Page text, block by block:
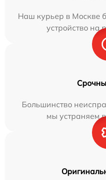
Наш курьер в Москве
устройство на
Большинство
мы устраняем